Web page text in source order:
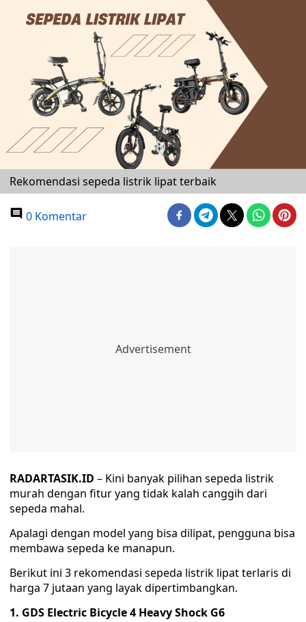
Rekomendasi sepeda listrik lipat terbaik
0 Komentar
RADARTASIK.ID – Kini banyak pilihan sepeda listrik
murah dengan fitur yang tidak kalah canggih dari
sepeda mahal.
Apalagi dengan model yang bisa dilipat, pengguna bisa
membawa sepeda ke manapun.
Berikut ini 3 rekomendasi sepeda listrik lipat terlaris di
harga 7 jutaan yang layak dipertimbangkan.
1. GDS Electric Bicycle 4 Heavy Shock G6